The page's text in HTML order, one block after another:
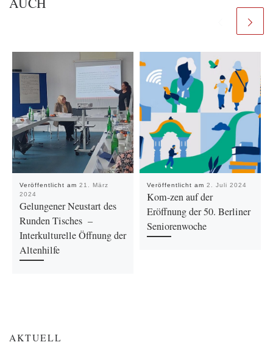
Veröffentlicht am 21. März
2024
Gelungener Neustart des
Runden Tisches –
Interkulturelle Öffnung der
Altenhilfe
Veröffentlicht am 2. Juli 2024
Kom-zen auf der
Eröffnung der 50. Berliner
Seniorenwoche
AKTUELL